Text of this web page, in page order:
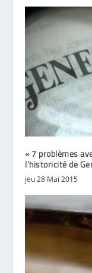
« 7 problèmes
l’historicité de
jeu 28 Mai 2015